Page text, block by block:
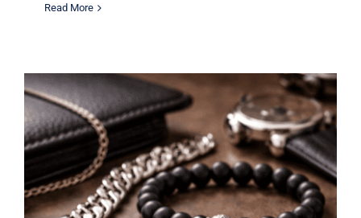
Read More
Guide de style bijoux pour hommes :